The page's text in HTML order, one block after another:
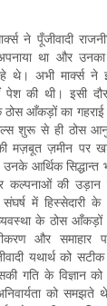
ने पूँजीवादी
था और उनका
थे। अभी मार्क्स ने
की थी। इसी दौर
ठोस आँकड़ों का
शुरू से ही ठोस
मज़बूत ज़मीन पर खड़े
आर्थिक सिद्धान्त
कल्पनाओं की
संघर्ष में हिस्सेदारी
के ठोस
और समाहार
यथार्थ को
गति के विज्ञान
को समझते